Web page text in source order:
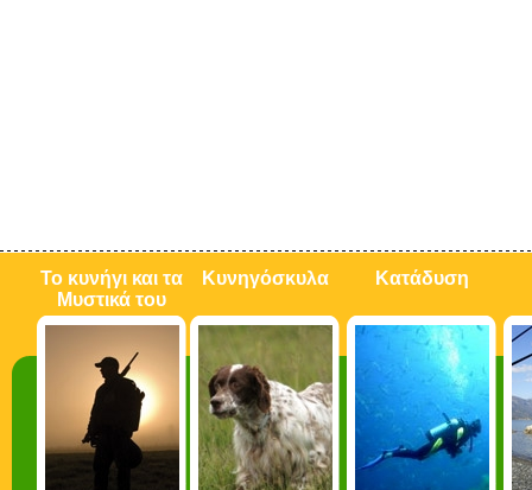
Το κυνήγι και τα
Μυστικά του
Κυνηγόσκυλα Κατάδυση